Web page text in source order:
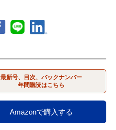
最新号、目次、バックナンバー
年間購読はこちら
Amazonで購入する